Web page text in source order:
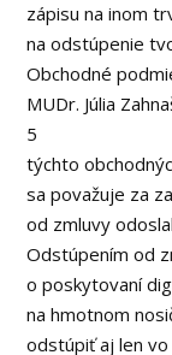
zápisu na inom
na odstúpenie
Obchodné
MUDr. Júlia
5
týchto
sa považuje za
od zmluvy
Odstúpením od
o poskytovaní
na hmotnom
odstúpiť aj len